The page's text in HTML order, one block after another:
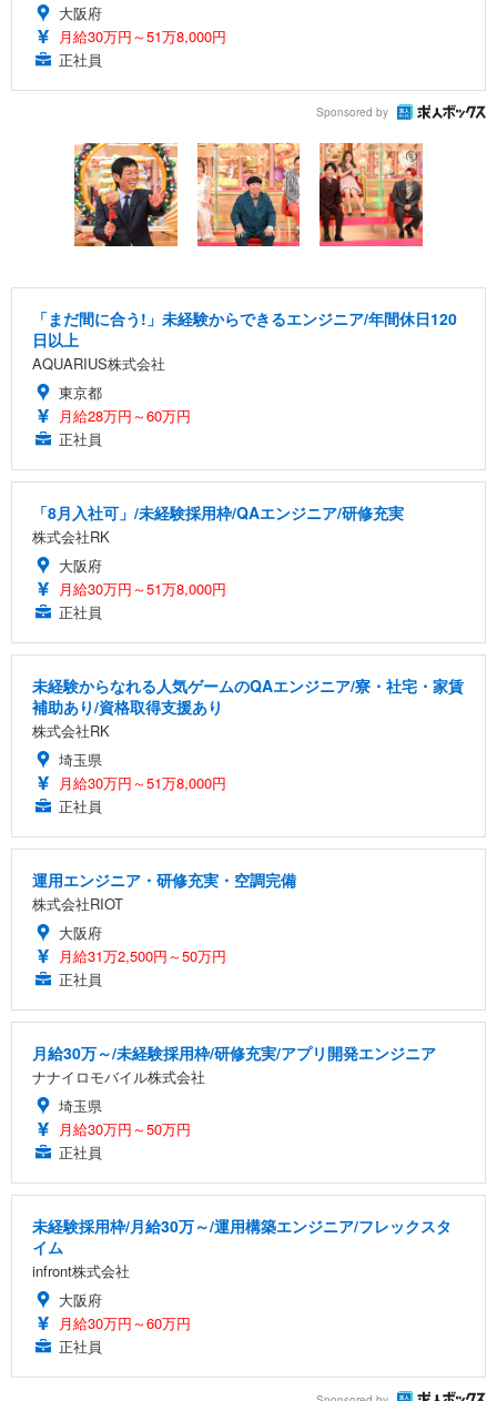
大阪府
月給30万円～51万8,000円
正社員
Sponsored by
「まだ間に合う!」未経験からできるエンジニア/年間休日120
日以上
AQUARIUS株式会社
東京都
月給28万円～60万円
正社員
「8月入社可」/未経験採用枠/QAエンジニア/研修充実
株式会社RK
大阪府
月給30万円～51万8,000円
正社員
未経験からなれる人気ゲームのQAエンジニア/寮・社宅・家賃
補助あり/資格取得支援あり
株式会社RK
埼玉県
月給30万円～51万8,000円
正社員
運用エンジニア・研修充実・空調完備
株式会社RIOT
大阪府
月給31万2,500円～50万円
正社員
月給30万～/未経験採用枠/研修充実/アプリ開発エンジニア
ナナイロモバイル株式会社
埼玉県
月給30万円～50万円
正社員
未経験採用枠/月給30万～/運用構築エンジニア/フレックスタ
イム
infront株式会社
大阪府
月給30万円～60万円
正社員